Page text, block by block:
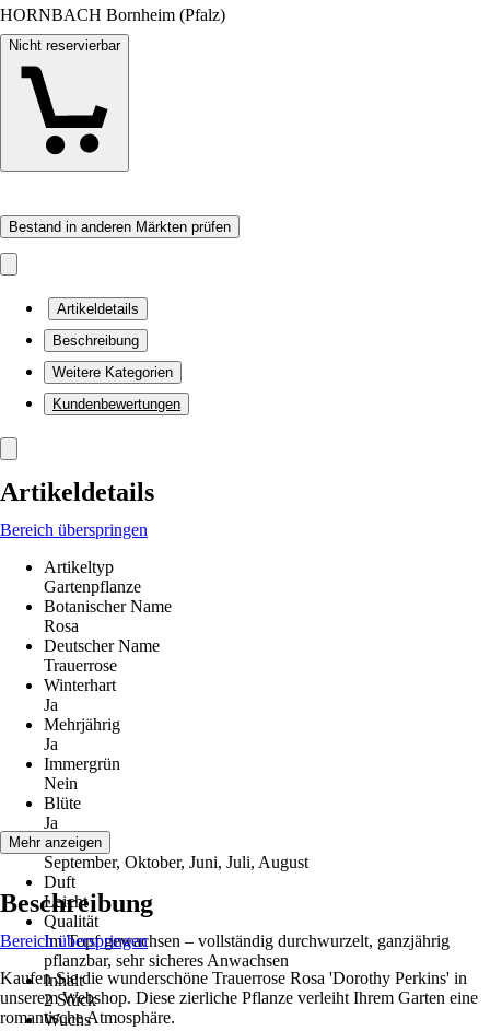
HORNBACH Bornheim (Pfalz)
Nicht reservierbar
Bestand in anderen Märkten prüfen
Artikeldetails
Beschreibung
Weitere Kategorien
Kundenbewertungen
Artikeldetails
Bereich überspringen
Artikeltyp
Gartenpflanze
Botanischer Name
Rosa
Deutscher Name
Trauerrose
Winterhart
Ja
Mehrjährig
Ja
Immergrün
Nein
Blüte
Ja
Blütezeit
September, Oktober, Juni, Juli, August
Duft
Leicht
Qualität
Im Topf gewachsen – vollständig durchwurzelt, ganzjährig
pflanzbar, sehr sicheres Anwachsen
Inhalt
2 Stück
Wuchs
Mehr anzeigen
Beschreibung
Bereich überspringen
Kaufen Sie die wunderschöne Trauerrose Rosa 'Dorothy Perkins' in
unserem Webshop. Diese zierliche Pflanze verleiht Ihrem Garten eine
romantische Atmosphäre.